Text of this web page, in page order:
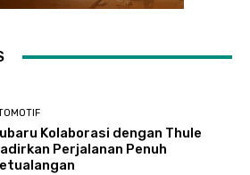
Kolaborasi dengan Thule
Perjalanan Penuh